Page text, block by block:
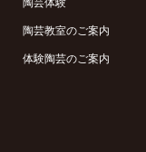
陶芸教室のご案内
体験陶芸のご案内